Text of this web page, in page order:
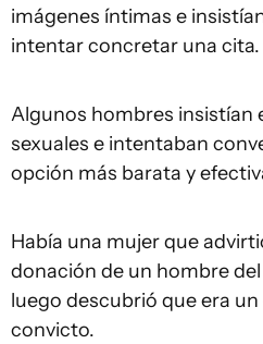
imágenes íntimas e
intentar concretar una cita.
Algunos hombres insistían
sexuales e intentaban
opción más barata y
Había una mujer que
donación de un hombre
luego descubrió que era
convicto.